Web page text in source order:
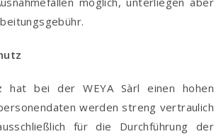
hat bei der WEYA Sàrl einen hohen
werden streng vertraulich
für die Durchführung der